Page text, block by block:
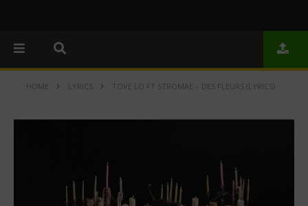
HOME LYRICS TOVE LO FT STROMAE – DES FLEURS (LYRICS)